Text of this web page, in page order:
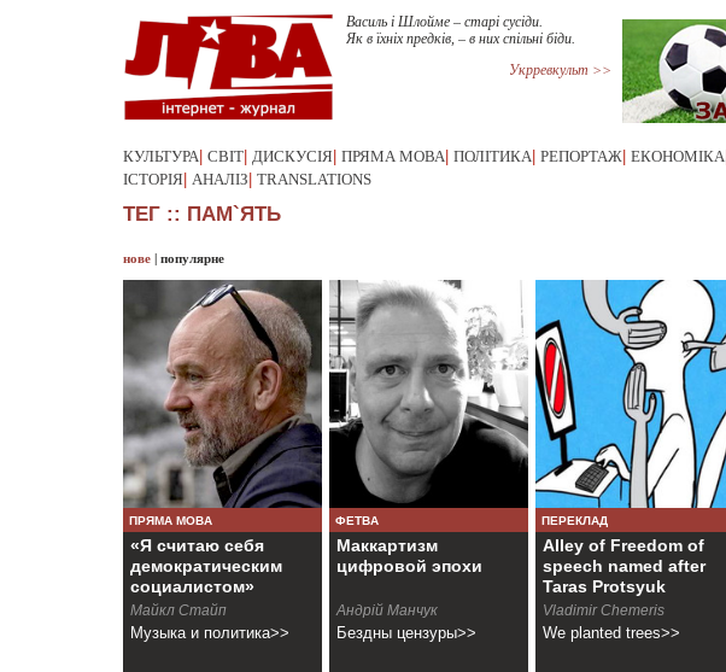
Василь і Шлойме – старі сусіди.
Як в їхніх предків, – в них спільні біди.
Укрревкульт >>
КУЛЬТУРА СВІТ ДИСКУСІЯ ПРЯМА МОВА ПОЛІТИКА РЕПОРТАЖ ЕКОНОМІКА
ІСТОРІЯ АНАЛІЗ TRANSLATIONS
ТЕГ :: ПАМ`ЯТЬ
нове | популярне
ПРЯМА МОВА
«Я считаю себя
демократическим
социалистом»
Майкл Стайп
Музыка и политика>>
ФЕТВА
Маккартизм
цифровой эпохи
Андрiй Манчук
Бездны цензуры>>
ПЕРЕКЛАД
Alley of Freedom of
speech named after
Taras Protsyuk
Vladimir Chemeris
We planted trees>>